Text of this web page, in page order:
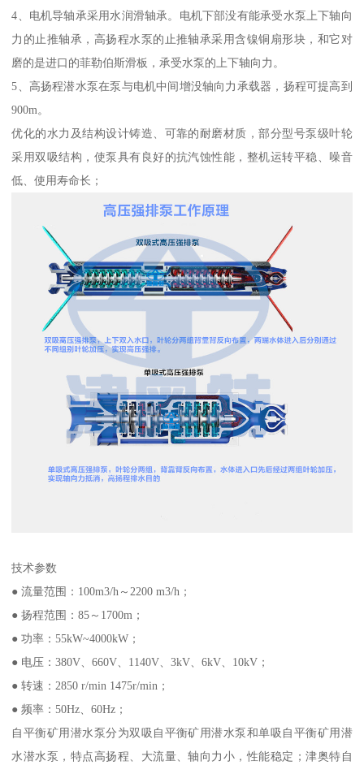
4、电机导轴承采用水润滑轴承。电机下部没有能承受水泵上下轴向
力的止推轴承，高扬程水泵的止推轴承采用含镍铜扇形块，和它对
磨的是进口的菲勒伯斯滑板，承受水泵的上下轴向力。
5、高扬程潜水泵在泵与电机中间增没轴向力承载器，扬程可提高到
900m。
优化的水力及结构设计铸造、可靠的耐磨材质，部分型号泵级叶轮
采用双吸结构，使泵具有良好的抗汽蚀性能，整机运转平稳、噪音
低、使用寿命长；
技术参数
● 流量范围：100m3/h～2200 m3/h；
● 扬程范围：85～1700m；
● 功率：55kW~4000kW；
● 电压：380V、660V、1140V、3kV、6kV、10kV；
● 转速：2850 r/min 1475r/min；
● 频率：50Hz、60Hz；
自平衡矿用潜水泵分为双吸自平衡矿用潜水泵和单吸自平衡矿用潜
水潜水泵，特点高扬程、大流量、轴向力小，性能稳定；津奥特自